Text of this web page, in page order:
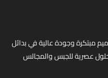
مبتكرة وجودة عالية في بدائل
عصرية للجبس والمجالس